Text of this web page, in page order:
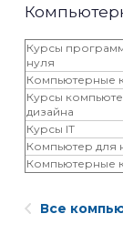
Курсы
нуля
Компьютерные
Курсы
дизайна
Курсы IT
Компьютер для
Компьютерные
Все